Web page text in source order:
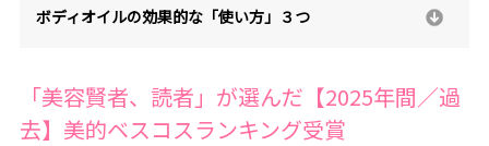
ボディオイルの効果的な「使い方」３つ
「美容賢者、読者」が選んだ【2025年間／過
去】美的ベスコスランキング受賞